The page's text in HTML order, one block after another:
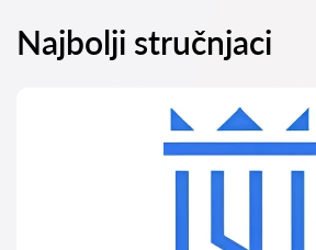
Najbolji stručnjaci